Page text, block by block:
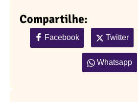
Compartilhe:
Facebook Twitter
Whatsapp